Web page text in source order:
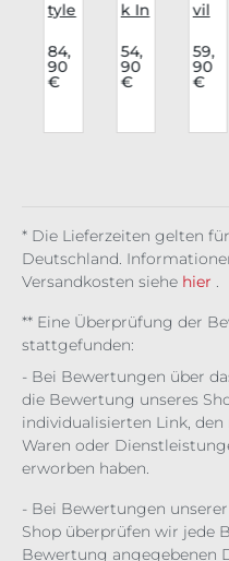
tyle
dy
Mid
nig
Flut
84,
90
€
k In
e
Blu
se
een
54,
90
€
vil
hio
n
Blu
Mid
rat
59,
90
€
* Die Lieferzeiten gelten
Deutschland.
Versandkosten siehe hier .
** Eine Überprüfung der
stattgefunden:
- Bei Bewertungen über
die Bewertung unseres
individualisierten Link,
Waren oder
erworben haben.
- Bei Bewertungen
Shop überprüfen wir jede
Bewertung angegebenen